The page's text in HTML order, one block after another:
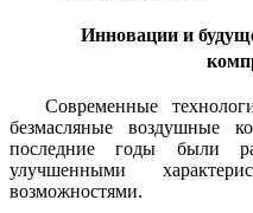
Инновации и
Современные
безмасляные воздушные
последние годы были
улучшенными
возможностями.